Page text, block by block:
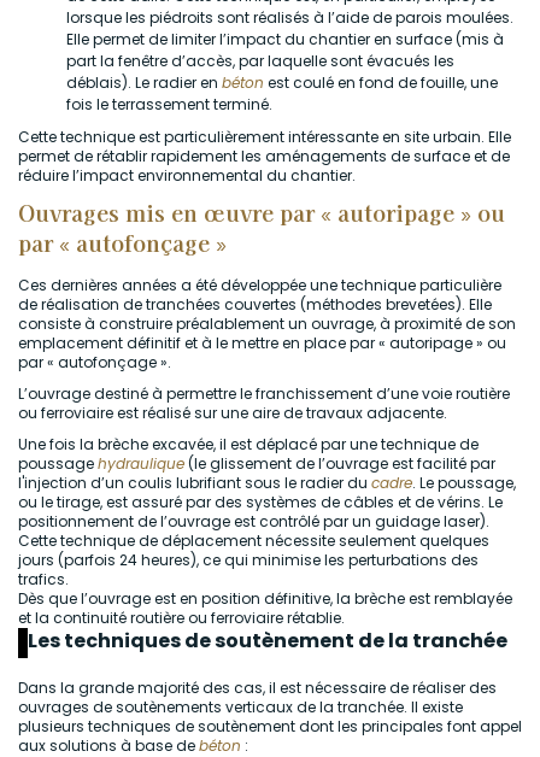
lorsque les piédroits sont réalisés à l’aide de parois moulées.
Elle permet de limiter l’impact du chantier en surface (mis à
part la fenêtre d’accès, par laquelle sont évacués les
déblais). Le radier en béton est coulé en fond de fouille, une
fois le terrassement terminé.
Cette technique est particulièrement intéressante en site urbain. Elle
permet de rétablir rapidement les aménagements de surface et de
réduire l’impact environnemental du chantier.
Ouvrages mis en œuvre par « autoripage » ou
par « autofonçage »
Ces dernières années a été développée une technique particulière
de réalisation de tranchées couvertes (méthodes brevetées). Elle
consiste à construire préalablement un ouvrage, à proximité de son
emplacement définitif et à le mettre en place par « autoripage » ou
par « autofonçage ».
L’ouvrage destiné à permettre le franchissement d’une voie routière
ou ferroviaire est réalisé sur une aire de travaux adjacente.
Une fois la brèche excavée, il est déplacé par une technique de
poussagehydraulique(le glissement de l’ouvrage est facilité par
l'injection d’un coulis lubrifiant sous le radier du cadre. Le poussage,
ou le tirage, est assuré par des systèmes de câbles et de vérins. Le
positionnement de l’ouvrage est contrôlé par un guidage laser).
Cette technique de déplacement nécessite seulement quelques
jours (parfois 24 heures), ce qui minimise les perturbations des
trafics.
Dès que l’ouvrage est en position définitive, la brèche est remblayée
et la continuité routière ou ferroviaire rétablie.
Les techniques de soutènement de la tranchée
Dans la grande majorité des cas, il est nécessaire de réaliser des
ouvrages de soutènements verticaux de la tranchée. Il existe
plusieurs techniques de soutènement dont les principales font appel
aux solutions à base debéton :